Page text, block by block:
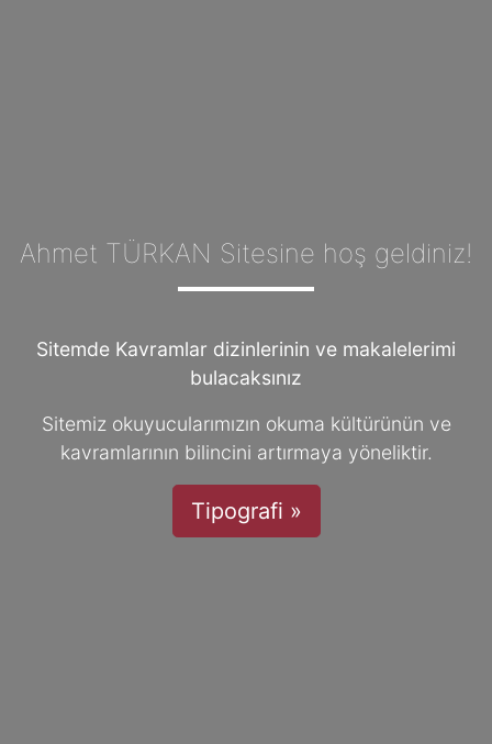
Ahmet TÜRKAN Sitesine hoş geldiniz!
Sitemde Kavramlar dizinlerinin ve makalelerimi
bulacaksınız
Sitemiz okuyucularımızın okuma kültürünün ve
kavramlarının bilincini artırmaya yöneliktir.
Tipografi »